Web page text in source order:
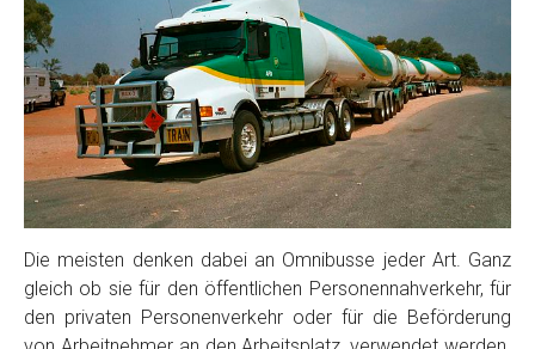
Die meisten denken dabei an Omnibusse jeder Art. Ganz
gleich ob sie für den öffentlichen Personennahverkehr, für
den privaten Personenverkehr oder für die Beförderung